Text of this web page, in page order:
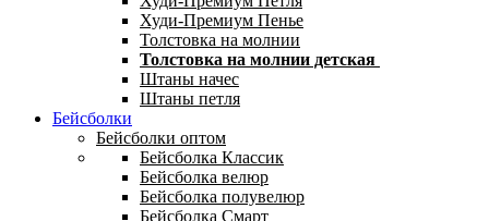
Худи-Премиум Пенье
Толстовка на молнии
Толстовка на молнии детская
Штаны начес
Штаны петля
Бейсболки
Бейсболки оптом
Бейсболка Классик
Бейсболка велюр
Бейсболка полувелюр
Бейсболка Смарт